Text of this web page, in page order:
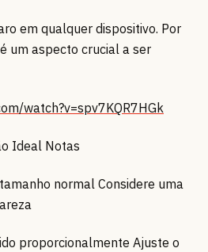
em qualquer dispositivo. Por
um aspecto crucial a ser
watch?v=spv7KQR7HGk
Ideal Notas
normal Considere uma
proporcionalmente Ajuste o